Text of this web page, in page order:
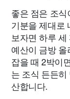
좋은 점은 조
기분을 제대로
보자면 하루
예산이 금방
잡을 때 2박이
는 조식 든든
산합니다.